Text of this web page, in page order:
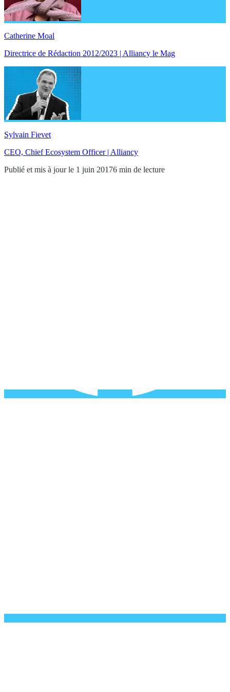
Catherine Moal
Directrice de Rédaction 2012/2023 | Alliancy le Mag
Sylvain Fievet
CEO, Chief Ecosystem Officer | Alliancy
Publié et mis à jour le 1 juin 20176 min de lecture